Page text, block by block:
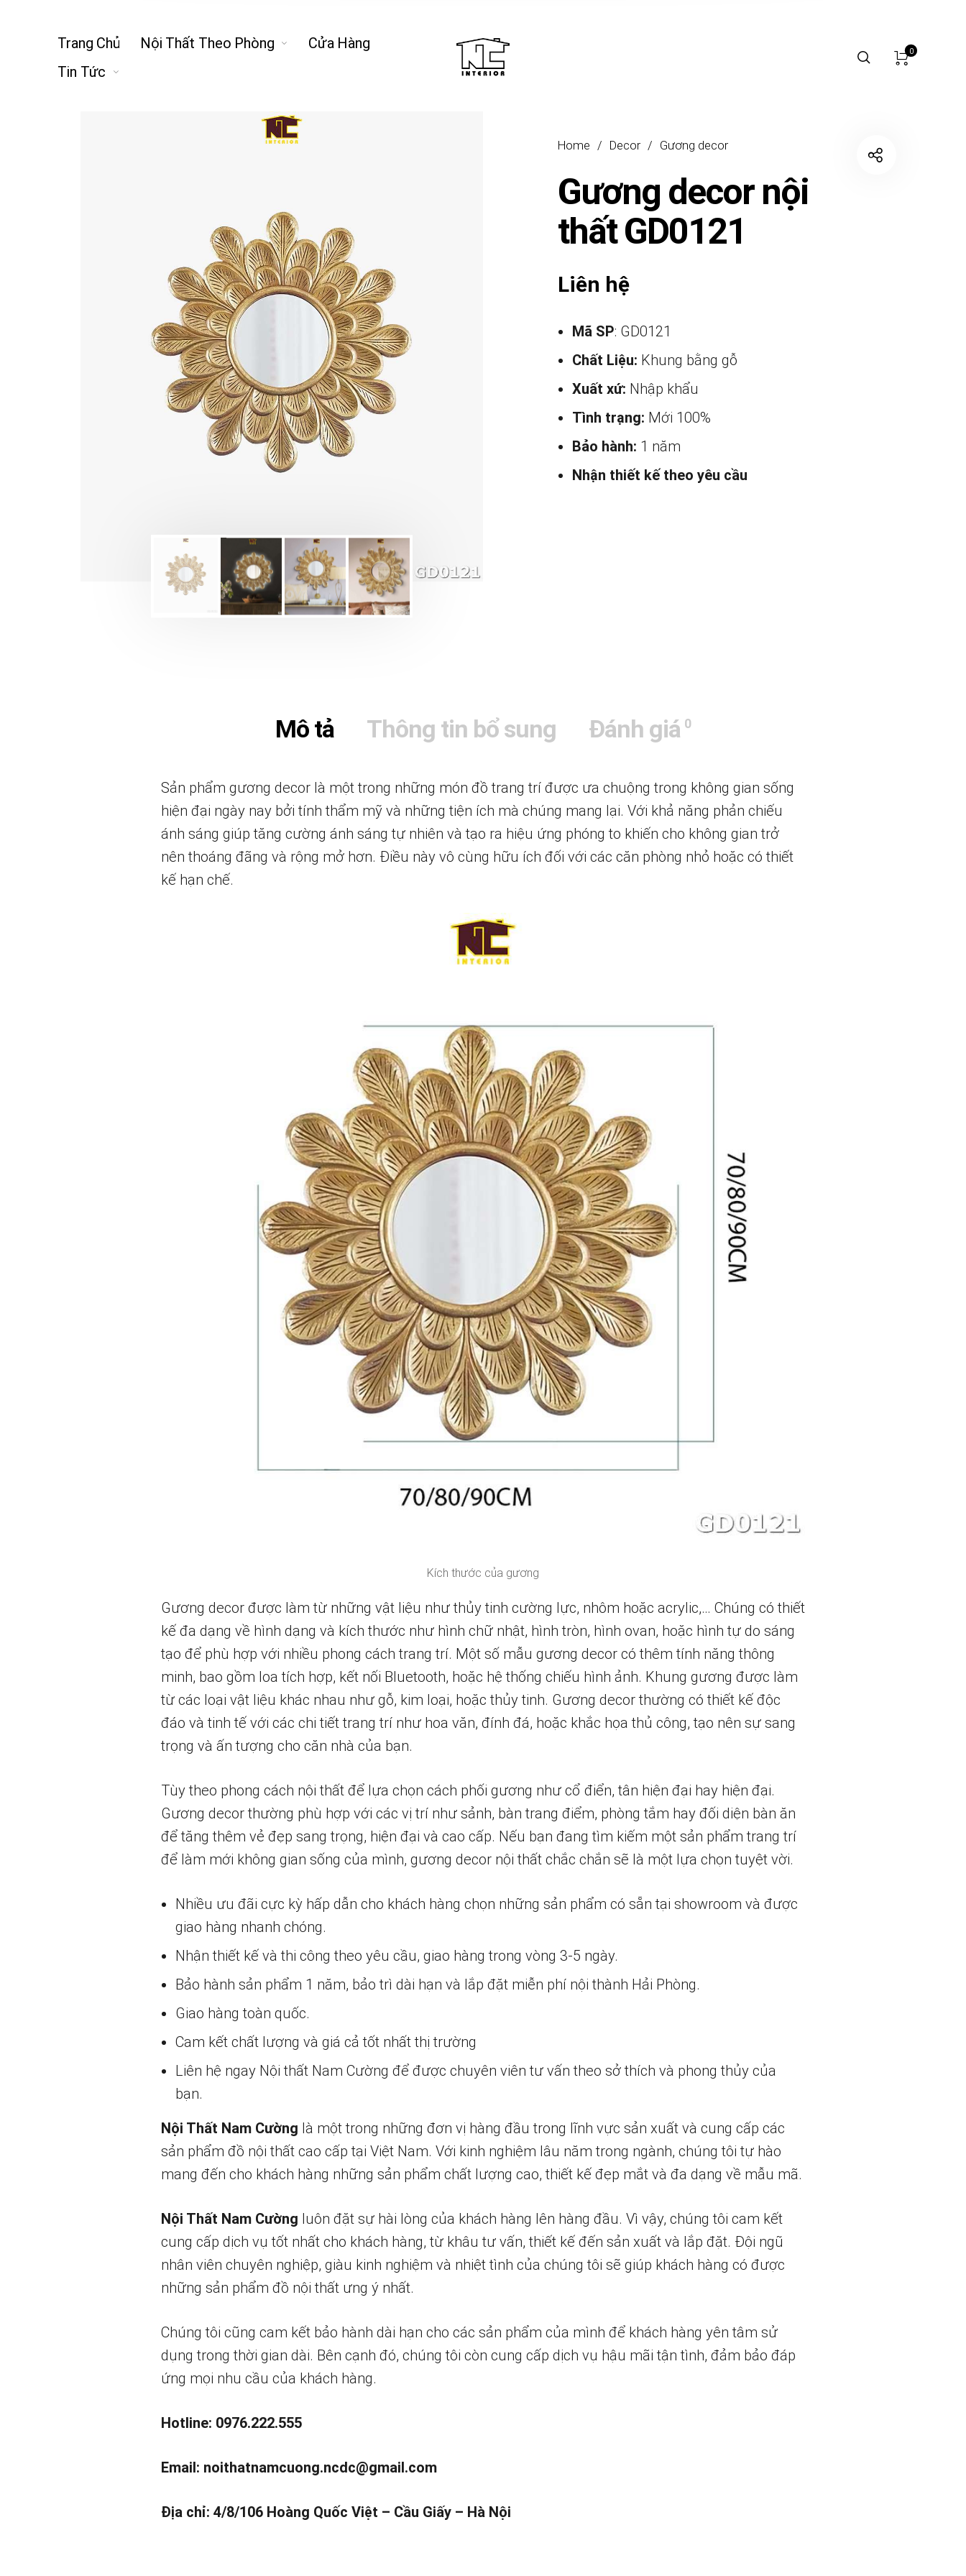
Trang Chủ Nội Thất Theo Phòng
Cửa Hàng
Tin Tức
0
Home / Decor / Gương decor
Gương decor nội
thất GD0121
Liên hệ
Mã SP: GD0121
Chất Liệu: Khung bằng gỗ
Xuất xứ: Nhập khẩu
Tình trạng: Mới 100%
Bảo hành: 1 năm
Nhận thiết kế theo yêu cầu
Mô tả Thông tin bổ sung Đánh giá 0
Sản phẩm gương decor là một trong những món đồ trang trí được ưa chuộng trong không gian sống
hiện đại ngày nay bởi tính thẩm mỹ và những tiện ích mà chúng mang lại. Với khả năng phản chiếu
ánh sáng giúp tăng cường ánh sáng tự nhiên và tạo ra hiệu ứng phóng to khiến cho không gian trở
nên thoáng đãng và rộng mở hơn. Điều này vô cùng hữu ích đối với các căn phòng nhỏ hoặc có thiết
kế hạn chế.
Kích thước của gương
Gương decor được làm từ những vật liệu như thủy tinh cường lực, nhôm hoặc acrylic,… Chúng có thiết
kế đa dạng về hình dạng và kích thước như hình chữ nhật, hình tròn, hình ovan, hoặc hình tự do sáng
tạo để phù hợp với nhiều phong cách trang trí. Một số mẫu gương decor có thêm tính năng thông
minh, bao gồm loa tích hợp, kết nối Bluetooth, hoặc hệ thống chiếu hình ảnh. Khung gương được làm
từ các loại vật liệu khác nhau như gỗ, kim loại, hoặc thủy tinh. Gương decor thường có thiết kế độc
đáo và tinh tế với các chi tiết trang trí như hoa văn, đính đá, hoặc khắc họa thủ công, tạo nên sự sang
trọng và ấn tượng cho căn nhà của bạn.
Tùy theo phong cách nội thất để lựa chọn cách phối gương như cổ điển, tân hiện đại hay hiện đại.
Gương decor thường phù hợp với các vị trí như sảnh, bàn trang điểm, phòng tắm hay đối diện bàn ăn
để tăng thêm vẻ đẹp sang trọng, hiện đại và cao cấp. Nếu bạn đang tìm kiếm một sản phẩm trang trí
để làm mới không gian sống của mình, gương decor nội thất chắc chắn sẽ là một lựa chọn tuyệt vời.
Nhiều ưu đãi cực kỳ hấp dẫn cho khách hàng chọn những sản phẩm có sẵn tại showroom và được
giao hàng nhanh chóng.
Nhận thiết kế và thi công theo yêu cầu, giao hàng trong vòng 3-5 ngày.
Bảo hành sản phẩm 1 năm, bảo trì dài hạn và lắp đặt miễn phí nội thành Hải Phòng.
Giao hàng toàn quốc.
Cam kết chất lượng và giá cả tốt nhất thị trường
Liên hệ ngay Nội thất Nam Cường để được chuyên viên tư vấn theo sở thích và phong thủy của
bạn.
Nội Thất Nam Cường là một trong những đơn vị hàng đầu trong lĩnh vực sản xuất và cung cấp các
sản phẩm đồ nội thất cao cấp tại Việt Nam. Với kinh nghiệm lâu năm trong ngành, chúng tôi tự hào
mang đến cho khách hàng những sản phẩm chất lượng cao, thiết kế đẹp mắt và đa dạng về mẫu mã.
Nội Thất Nam Cường luôn đặt sự hài lòng của khách hàng lên hàng đầu. Vì vậy, chúng tôi cam kết
cung cấp dịch vụ tốt nhất cho khách hàng, từ khâu tư vấn, thiết kế đến sản xuất và lắp đặt. Đội ngũ
nhân viên chuyên nghiệp, giàu kinh nghiệm và nhiệt tình của chúng tôi sẽ giúp khách hàng có được
những sản phẩm đồ nội thất ưng ý nhất.
Chúng tôi cũng cam kết bảo hành dài hạn cho các sản phẩm của mình để khách hàng yên tâm sử
dụng trong thời gian dài. Bên cạnh đó, chúng tôi còn cung cấp dịch vụ hậu mãi tận tình, đảm bảo đáp
ứng mọi nhu cầu của khách hàng.
Hotline: 0976.222.555
Email: noithatnamcuong.ncdc@gmail.com
Địa chỉ: 4/8/106 Hoàng Quốc Việt – Cầu Giấy – Hà Nội